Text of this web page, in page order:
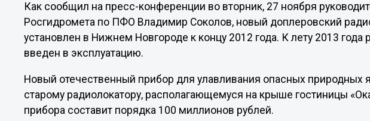
Как сообщил на пресс-конференции во вторник, 27 ноября
Росгидромета по ПФО Владимир Соколов, новый доплеровский
установлен в Нижнем Новгороде к концу 2012 года. К лету 2013 года
введен в эксплуатацию.
Новый отечественный прибор для улавливания опасных природных
старому радиолокатору, располагающемуся на крыше гостиницы
прибора составит порядка 100 миллионов рублей.